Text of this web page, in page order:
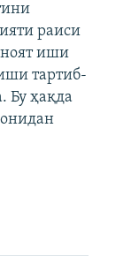
раиси
иши
тартиб-
Бу ҳақда